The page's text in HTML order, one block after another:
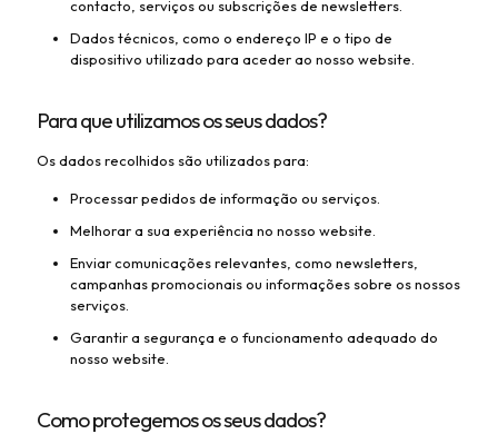
contacto, serviços ou subscrições de newsletters.
Dados técnicos, como o endereço IP e o tipo de
dispositivo utilizado para aceder ao nosso website.
Para que utilizamos os seus dados?
Os dados recolhidos são utilizados para:
Processar pedidos de informação ou serviços.
Melhorar a sua experiência no nosso website.
Enviar comunicações relevantes, como newsletters,
campanhas promocionais ou informações sobre os nossos
serviços.
Garantir a segurança e o funcionamento adequado do
nosso website.
Como protegemos os seus dados?